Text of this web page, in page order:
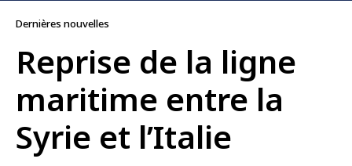
Dernières nouvelles
Reprise de la ligne
maritime entre la
Syrie et l’Italie